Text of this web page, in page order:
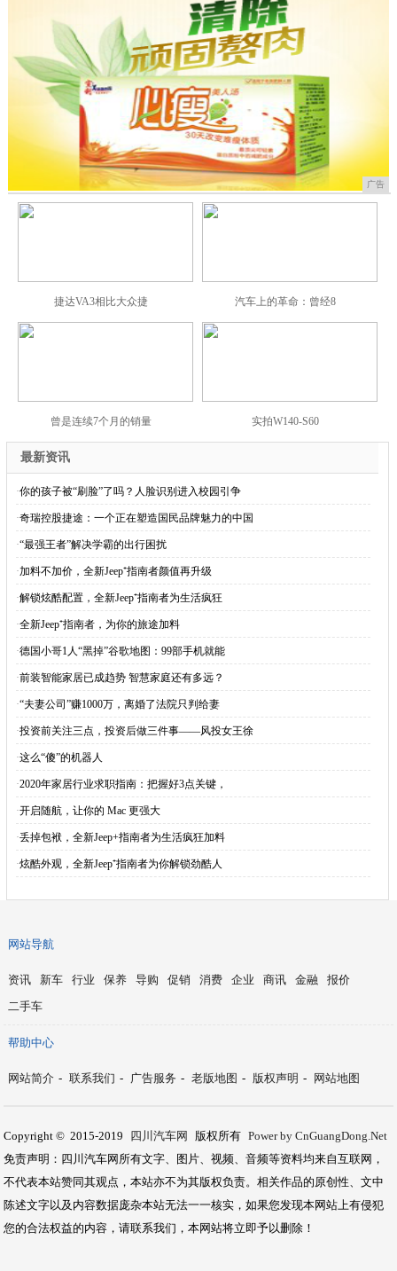
广告
捷达VA3相比大众捷 汽车上的革命：曾经8
曾是连续7个月的销量 实拍W140-S60
最新资讯
·你的孩子被“刷脸”了吗？人脸识别进入校园引争
·奇瑞控股捷途：一个正在塑造国民品牌魅力的中国
·“最强王者”解决学霸的出行困扰
·加料不加价，全新Jeep⁺指南者颜值再升级
·解锁炫酷配置，全新Jeep⁺指南者为生活疯狂
·全新Jeep⁺指南者，为你的旅途加料
·德国小哥1人“黑掉”谷歌地图：99部手机就能
·前装智能家居已成趋势 智慧家庭还有多远？
·“夫妻公司”赚1000万，离婚了法院只判给妻
·投资前关注三点，投资后做三件事——风投女王徐
·这么“傻”的机器人
·2020年家居行业求职指南：把握好3点关键，
·开启随航，让你的 Mac 更强大
·丢掉包袱，全新Jeep+指南者为生活疯狂加料
·炫酷外观，全新Jeep⁺指南者为你解锁劲酷人
网站导航
资讯 新车 行业 保养 导购 促销 消费 企业 商讯 金融
报价
二手车
帮助中心
网站简介 - 联系我们 - 广告服务 - 老版地图 - 版权声明 - 网站地图
Copyright © 2015-2019 四川汽车网 版权所有 Power by CnGuangDong.Net
免责声明：四川汽车网所有文字、图片、视频、音频等资料均来自互联网，
不代表本站赞同其观点，本站亦不为其版权负责。相关作品的原创性、文中
陈述文字以及内容数据庞杂本站无法一一核实，如果您发现本网站上有侵犯
您的合法权益的内容，请联系我们，本网站将立即予以删除！